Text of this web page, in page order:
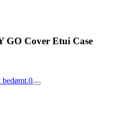
Cover Etui Case
0